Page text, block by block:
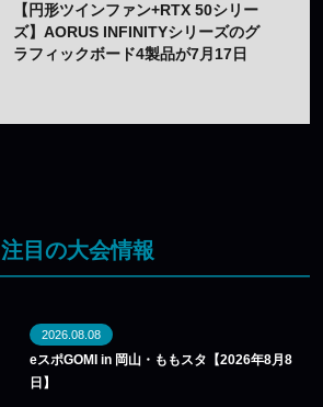
【円形ツインファン+RTX 50シリー
ズ】AORUS INFINITYシリーズのグ
ラフィックボード4製品が7月17日
注目の大会情報
2026.08.08
eスポGOMI in 岡山・ももスタ【2026年8月8
日】